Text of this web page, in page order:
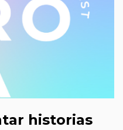
historias